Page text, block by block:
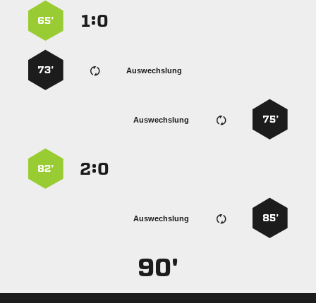
:
65’
Auswechslung
73’
75’
Auswechslung
:
82’
85’
Auswechslung
90'